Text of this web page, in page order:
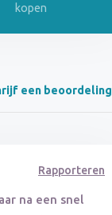
kopen
een beoordeling
Rapporteren
na een snel